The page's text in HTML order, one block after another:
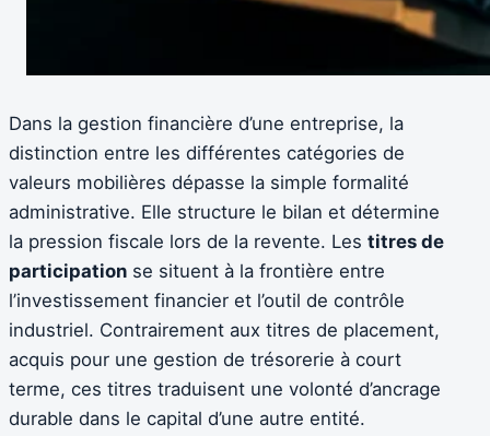
Dans la gestion financière d’une entreprise, la
distinction entre les différentes catégories de
valeurs mobilières dépasse la simple formalité
administrative. Elle structure le bilan et détermine
la pression fiscale lors de la revente. Les titres de
participation se situent à la frontière entre
l’investissement financier et l’outil de contrôle
industriel. Contrairement aux titres de placement,
acquis pour une gestion de trésorerie à court
terme, ces titres traduisent une volonté d’ancrage
durable dans le capital d’une autre entité.